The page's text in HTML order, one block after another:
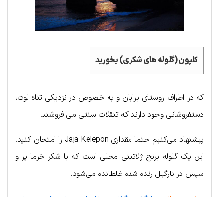
کلپون (گلوله های شکری) بخورید
که در اطراف روستای برابان و به خصوص در نزدیکی تناه لوت،
دستفروشانی وجود دارند که تنقلات سنتی می فروشند.
پیشنهاد می‌کنیم حتما مقداری Jaja Kelepon را امتحان کنید.
این یک گلوله برنج ژلاتینی محلی است که با شکر خرما پر و
سپس در نارگیل رنده شده غلطانده می‌شود.